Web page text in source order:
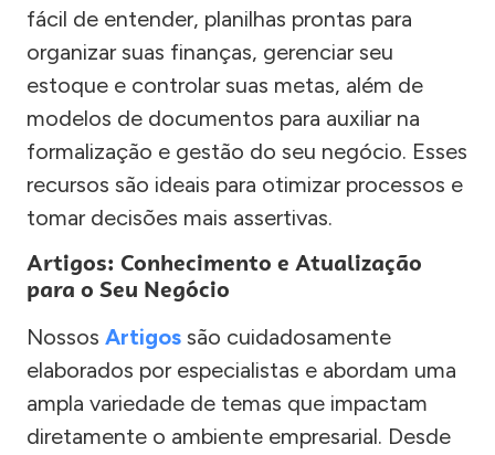
fácil de entender, planilhas prontas para
organizar suas finanças, gerenciar seu
estoque e controlar suas metas, além de
modelos de documentos para auxiliar na
formalização e gestão do seu negócio. Esses
recursos são ideais para otimizar processos e
tomar decisões mais assertivas.
Artigos: Conhecimento e Atualização
para o Seu Negócio
Nossos Artigos são cuidadosamente
elaborados por especialistas e abordam uma
ampla variedade de temas que impactam
diretamente o ambiente empresarial. Desde